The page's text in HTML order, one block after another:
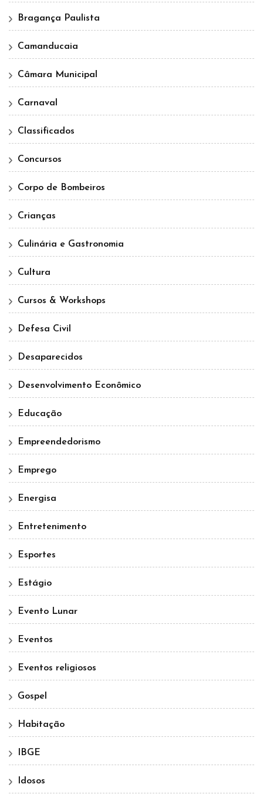
Bragança Paulista
Camanducaia
Câmara Municipal
Carnaval
Classificados
Concursos
Corpo de Bombeiros
Crianças
Culinária e Gastronomia
Cultura
Cursos & Workshops
Defesa Civil
Desaparecidos
Desenvolvimento Econômico
Educação
Empreendedorismo
Emprego
Energisa
Entretenimento
Esportes
Estágio
Evento Lunar
Eventos
Eventos religiosos
Gospel
Habitação
IBGE
Idosos